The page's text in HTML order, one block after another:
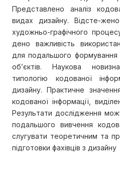
Представлено аналіз
видах дизайну. Відсте-
художньо-графічного
дено важливість
для подальшого
об’єктів. Наукова
типологію кодованої
дизайну. Практичне
кодованої інформації,
Результати дослідження
подальшого вивчення
слугувати теоретичним та
підготовки фахівців з дизайну